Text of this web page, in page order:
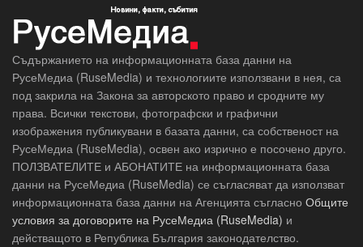
Съдържанието на информационната база данни на
РусеМедиа (RuseMedia) и технологиите използвани в нея, са
под закрила на Закона за авторското право и сродните му
права. Всички текстови, фотографски и графични
изображения публикувани в базата данни, са собственост на
РусеМедиа (RuseMedia), освен ако изрично е посочено друго.
ПОЛЗВАТЕЛИТЕ и АБОНАТИТЕ на информационната база
данни на РусеМедиа (RuseMedia) се съгласяват да използват
информационната база данни на Агенцията съгласно Общите
условия за договорите на РусеМедиа (RuseMedia) и
действащото в Република България законодателство.